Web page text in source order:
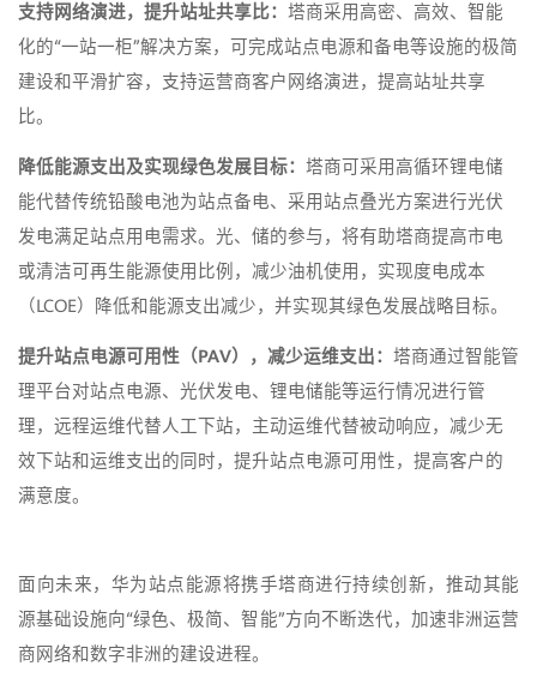
支持网络演进，提升站址共享比： 塔商采用高密、高效、智能
化的“一站一柜”解决方案，可完成站点电源和备电等设施的极简
建设和平滑扩容，支持运营商客户网络演进，提高站址共享
比。
降低能源支出及实现绿色发展目标： 塔商可采用高循环锂电储
能代替传统铅酸电池为站点备电、采用站点叠光方案进行光伏
发电满足站点用电需求。光、储的参与，将有助塔商提高市电
或清洁可再生能源使用比例，减少油机使用，实现度电成本
（LCOE）降低和能源支出减少，并实现其绿色发展战略目标。
提升站点电源可用性（PAV），减少运维支出： 塔商通过智能管
理平台对站点电源、光伏发电、锂电储能等运行情况进行管
理，远程运维代替人工下站，主动运维代替被动响应，减少无
效下站和运维支出的同时，提升站点电源可用性，提高客户的
满意度。
面向未来，华为站点能源将携手塔商进行持续创新，推动其能
源基础设施向“绿色、极简、智能”方向不断迭代，加速非洲运营
商网络和数字非洲的建设进程。